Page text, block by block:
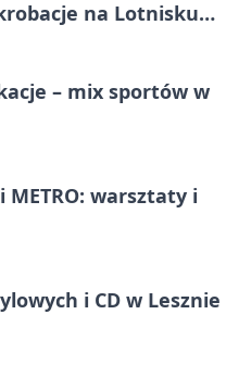
na Lotnisku
– mix sportów w
METRO: warsztaty i
i CD w Lesznie